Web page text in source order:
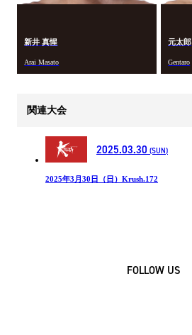
新井 真惺
Arai Masato
元太郎
Gentaro
関連大会
2025.03.30 (SUN)
2025年3月30日（日）Krush.172
FOLLOW US